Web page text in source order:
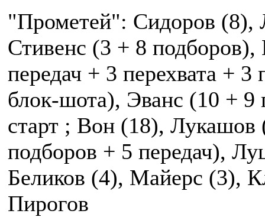
"Прометей": Сидоров (8),
Стивенс (3 + 8
передач + 3 перехвата + 3
блок-шота), Эванс (10 + 9
старт ; Вон (18), Лукашов
подборов + 5 передач),
Беликов (4), Майерс (3),
Пирогов